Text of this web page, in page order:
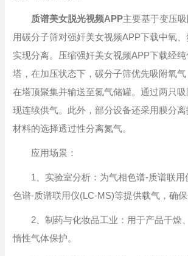
质谱美女脱光视频APP主要基于变压
用碳分子筛对强奸美女视频APP下载中氧
实现分离。压缩强奸美女视频APP下载经
塔，在加压状态下，碳分子筛优先吸附氧
在塔顶聚集并输送至氮气储罐。通过两只
现连续供气。此外，部分设备还采用膜分
材料的选择透过性分离氮气。
应用场景：
1、实验室分析：为气相色谱-质谱联用
色谱-质谱联用仪(LC-MS)等提供载气，确保
2、制药与化妆品工业：用于产品干燥
惰性气体保护。